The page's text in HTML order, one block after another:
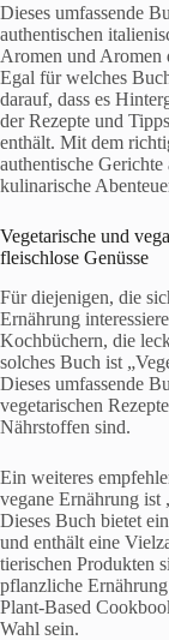
Dieses umfassende
authentischen
Aromen und Aromen
Egal für welches
darauf, dass es
der Rezepte und
enthält. Mit dem
authentische
kulinarische
Vegetarische und
fleischlose Genüsse
Für diejenigen, die
Ernährung
Kochbüchern, die
solches Buch ist
Dieses umfassende
vegetarischen
Nährstoffen sind.
Ein weiteres
vegane Ernährung
Dieses Buch bietet
und enthält eine
tierischen Produkten
pflanzliche
Plant-Based
Wahl sein.